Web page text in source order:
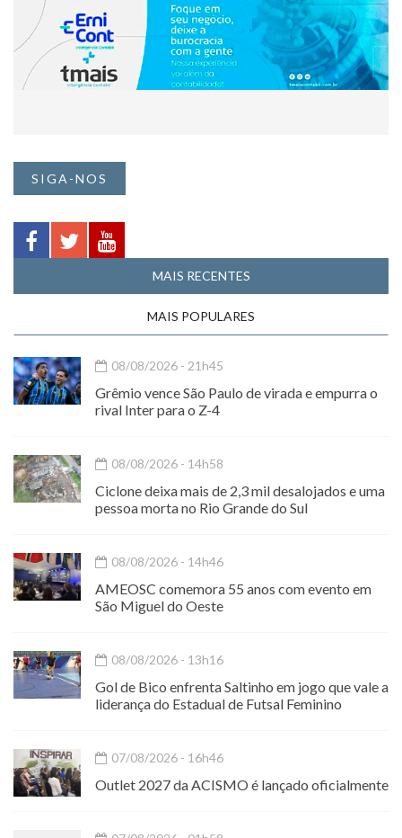
SIGA-NOS
MAIS RECENTES
MAIS POPULARES
08/08/2026 - 21h45
Grêmio vence São Paulo de virada e empurra o
rival Inter para o Z-4
08/08/2026 - 14h58
Ciclone deixa mais de 2,3 mil desalojados e uma
pessoa morta no Rio Grande do Sul
08/08/2026 - 14h46
AMEOSC comemora 55 anos com evento em
São Miguel do Oeste
08/08/2026 - 13h16
Gol de Bico enfrenta Saltinho em jogo que vale a
liderança do Estadual de Futsal Feminino
07/08/2026 - 16h46
Outlet 2027 da ACISMO é lançado oficialmente